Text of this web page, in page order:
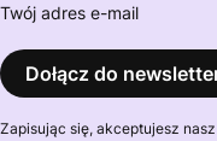
Twój adres e-mail
Dołącz do
Zapisując się, akceptujesz